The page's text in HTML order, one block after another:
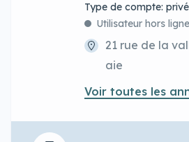
type de compte: privé
Utilisateur hors ligne
21 rue de la
aie
Voir toutes les